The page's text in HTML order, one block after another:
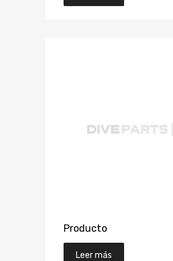
Producto
Leer más